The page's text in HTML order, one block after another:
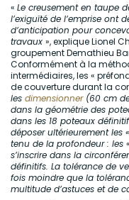
« Le creusement en taupe
l’exiguïté de l’emprise ont
d’anticipation pour
travaux », explique Lionel
groupement Demathieu
Conformément à la
intermédiaires, les «
de couverture durant la
les dimensionner(60 cm
dans la géométrie des
dans les 18 poteaux
déposer ultérieurement les
tenu de la profondeur : les
s’inscrire dans la
définitifs. La tolérance de
fois moindre que la
multitude d’astuces et de